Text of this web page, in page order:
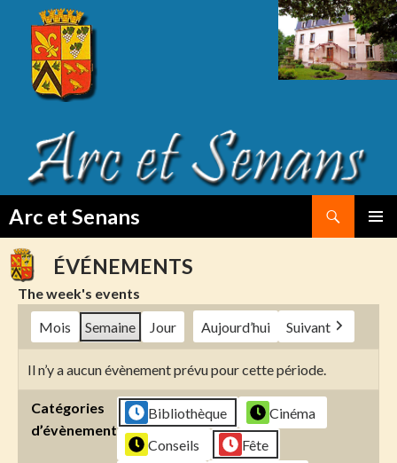
Arc et Senans
TO
CONTENTÉVÉNEMENTS
The week's events
Mois
Semaine Jour Aujourd’hui Suivant
Il n’y a aucun évènement prévu pour cette période.
Catégories
d’évènement
Bibliothèque
Cinéma
Conseils
Fête